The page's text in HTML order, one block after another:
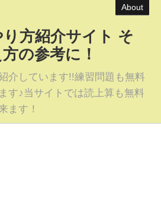
About
方紹介サイト そ
の参考に！
介しています!!練習問題も無料
す♪当サイトでは読上算も無料
ます！